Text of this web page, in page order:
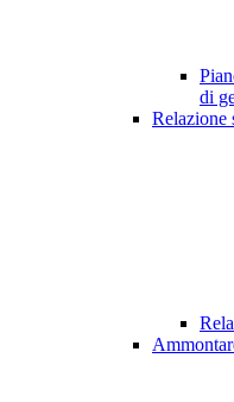
di
Relazione